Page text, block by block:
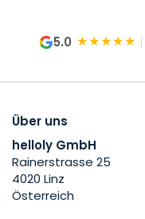
5.0 ★★★★★ |
Über uns
helloly GmbH
Rainerstrasse 25
4020 Linz
Österreich